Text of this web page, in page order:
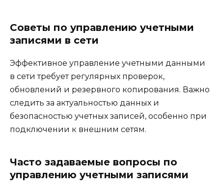
Советы по управлению учетными
записями в сети
Эффективное управление учетными данными
в сети требует регулярных проверок,
обновлений и резервного копирования. Важно
следить за актуальностью данных и
безопасностью учетных записей, особенно при
подключении к внешним сетям.
Часто задаваемые вопросы по
управлению учетными записями